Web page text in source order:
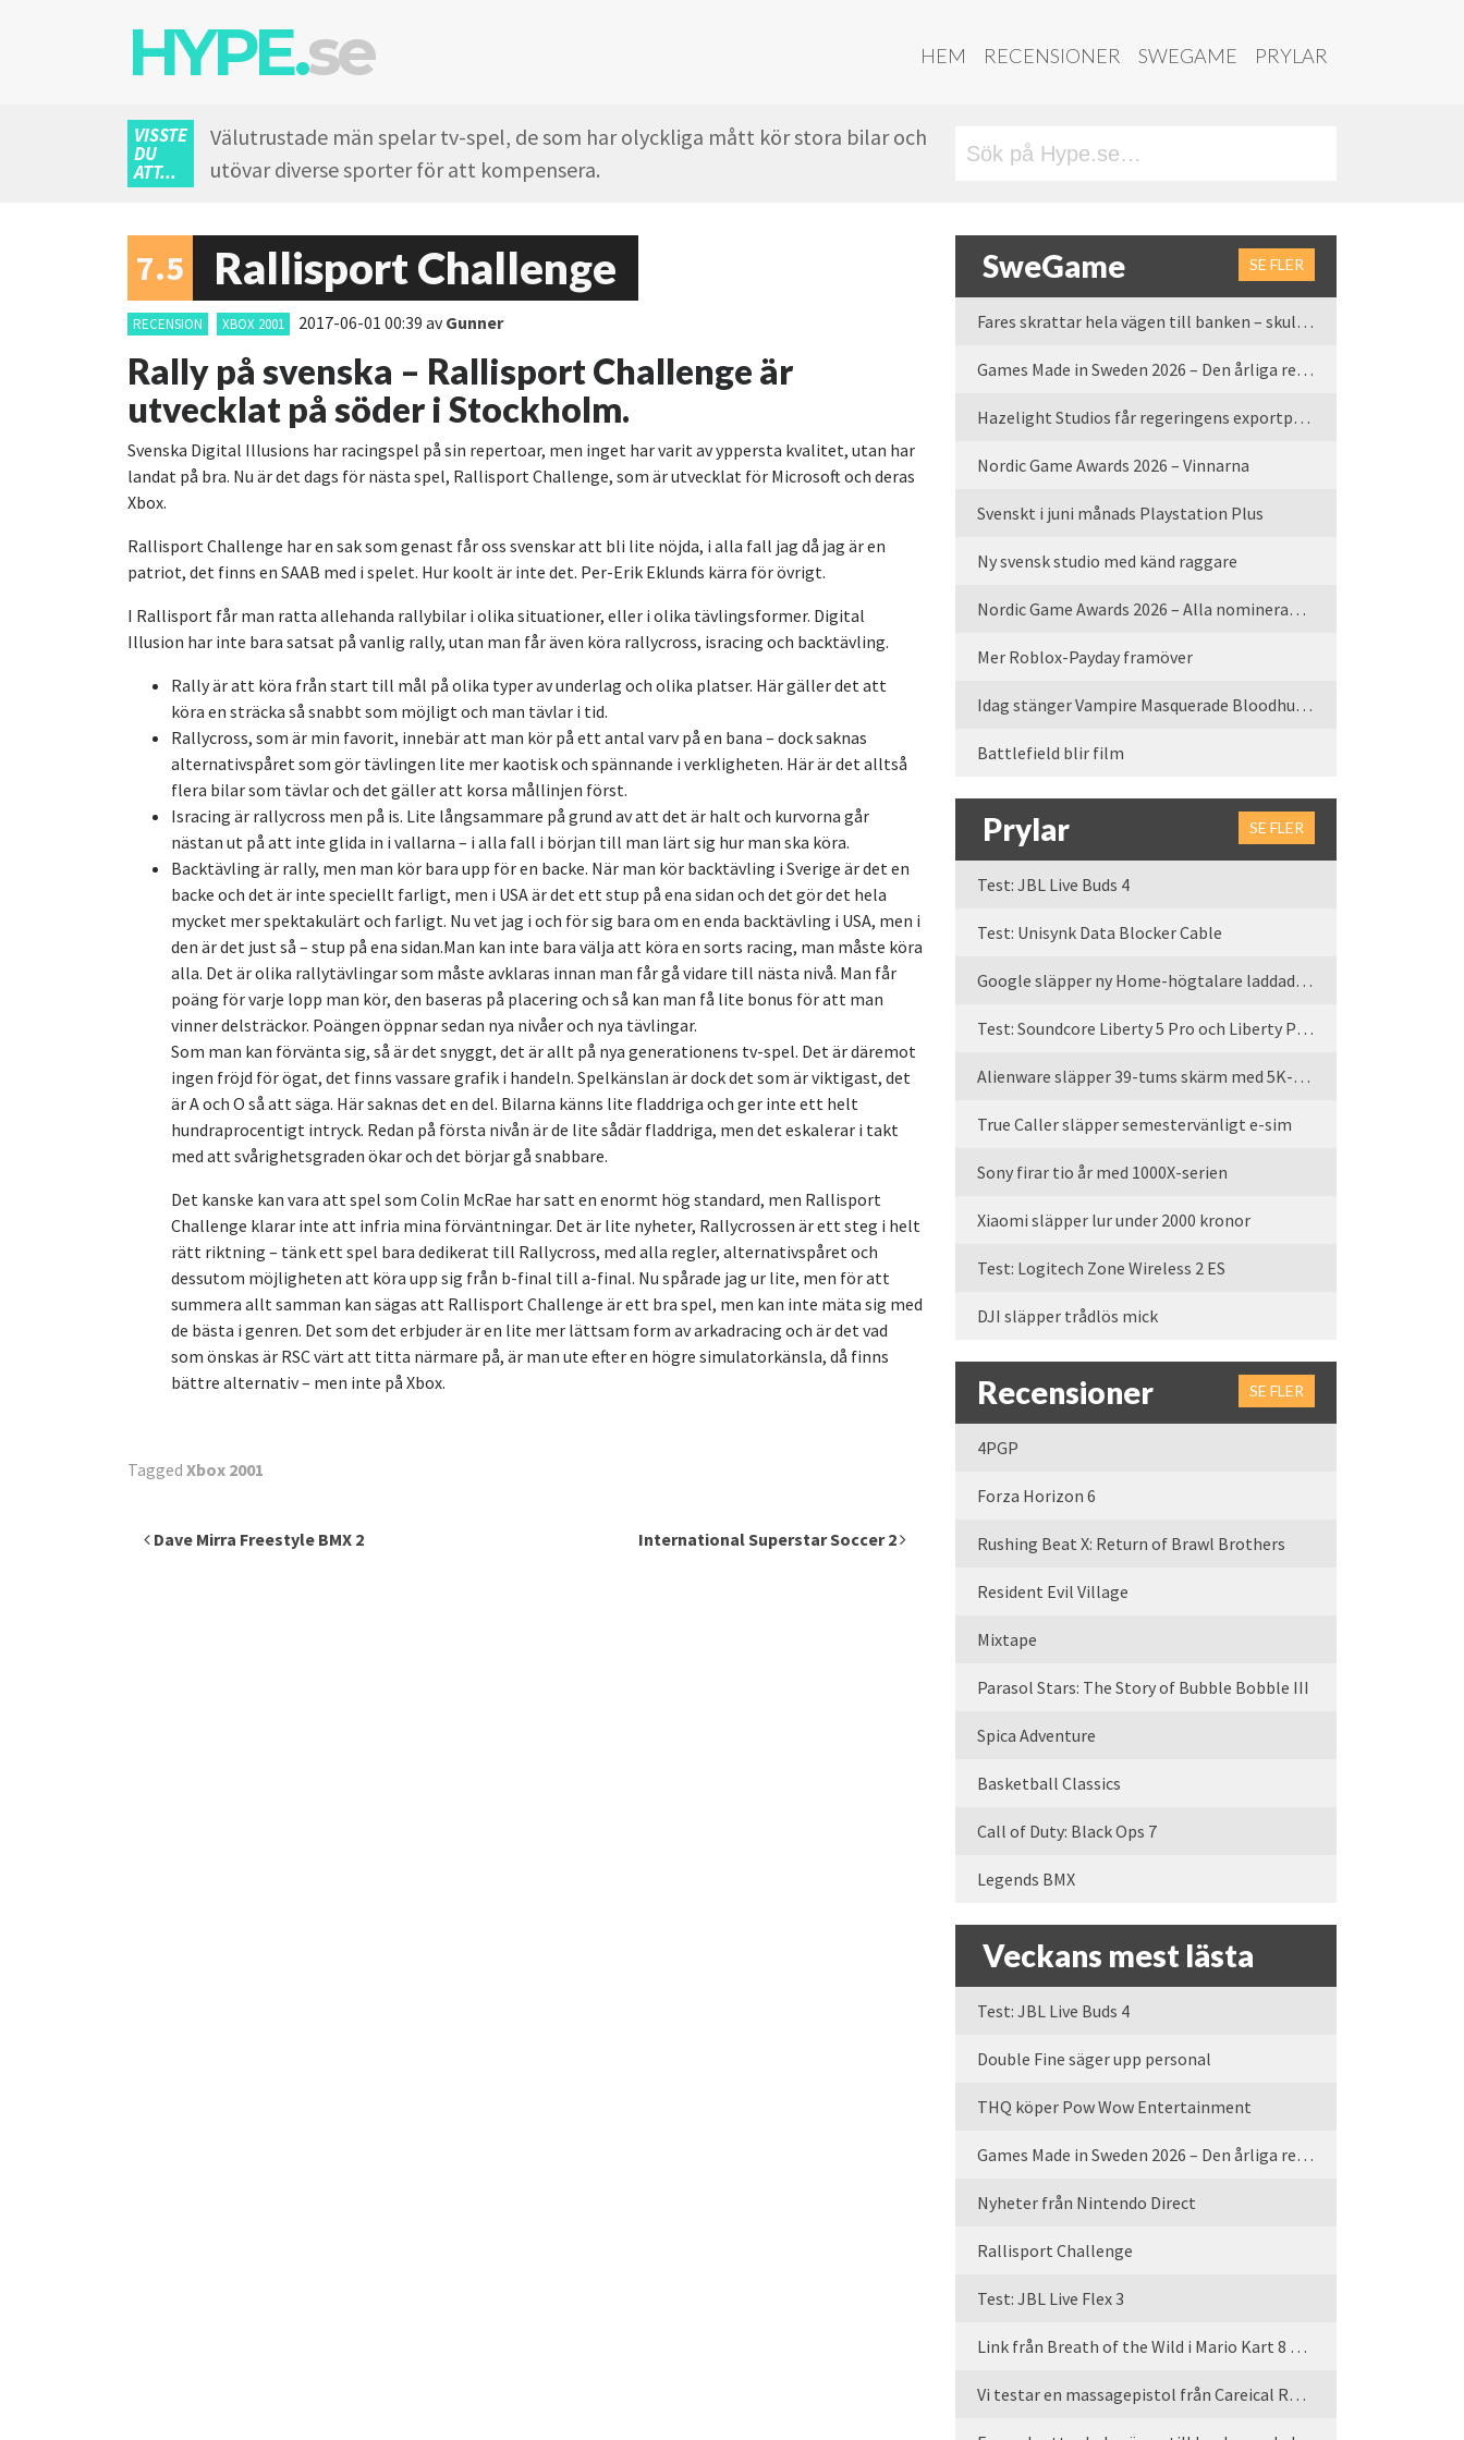
HYPE.se HEM RECENSIONER SWEGAME PRYLAR
VISSTE
DU
ATT...
Välutrustade män spelar tv-spel, de som har olyckliga mått kör stora bilar och
utövar diverse sporter för att kompensera.
7.5 Rallisport Challenge
RECENSION XBOX 2001 2017-06-01 00:39 avGunner
Rally på svenska – Rallisport Challenge är
utvecklat på söder i Stockholm.
Svenska Digital Illusions har racingspel på sin repertoar, men inget har varit av yppersta kvalitet, utan har
landat på bra. Nu är det dags för nästa spel, Rallisport Challenge, som är utvecklat för Microsoft och deras
Xbox.
Rallisport Challenge har en sak som genast får oss svenskar att bli lite nöjda, i alla fall jag då jag är en
patriot, det finns en SAAB med i spelet. Hur koolt är inte det. Per-Erik Eklunds kärra för övrigt.
I Rallisport får man ratta allehanda rallybilar i olika situationer, eller i olika tävlingsformer. Digital
Illusion har inte bara satsat på vanlig rally, utan man får även köra rallycross, isracing och backtävling.
Rally är att köra från start till mål på olika typer av underlag och olika platser. Här gäller det att
köra en sträcka så snabbt som möjligt och man tävlar i tid.
Rallycross, som är min favorit, innebär att man kör på ett antal varv på en bana – dock saknas
alternativspåret som gör tävlingen lite mer kaotisk och spännande i verkligheten. Här är det alltså
flera bilar som tävlar och det gäller att korsa mållinjen först.
Isracing är rallycross men på is. Lite långsammare på grund av att det är halt och kurvorna går
nästan ut på att inte glida in i vallarna – i alla fall i början till man lärt sig hur man ska köra.
Backtävling är rally, men man kör bara upp för en backe. När man kör backtävling i Sverige är det en
backe och det är inte speciellt farligt, men i USA är det ett stup på ena sidan och det gör det hela
mycket mer spektakulärt och farligt. Nu vet jag i och för sig bara om en enda backtävling i USA, men i
den är det just så – stup på ena sidan.Man kan inte bara välja att köra en sorts racing, man måste köra
alla. Det är olika rallytävlingar som måste avklaras innan man får gå vidare till nästa nivå. Man får
poäng för varje lopp man kör, den baseras på placering och så kan man få lite bonus för att man
vinner delsträckor. Poängen öppnar sedan nya nivåer och nya tävlingar.
Som man kan förvänta sig, så är det snyggt, det är allt på nya generationens tv-spel. Det är däremot
ingen fröjd för ögat, det finns vassare grafik i handeln. Spelkänslan är dock det som är viktigast, det
är A och O så att säga. Här saknas det en del. Bilarna känns lite fladdriga och ger inte ett helt
hundraprocentigt intryck. Redan på första nivån är de lite sådär fladdriga, men det eskalerar i takt
med att svårighetsgraden ökar och det börjar gå snabbare.
Det kanske kan vara att spel som Colin McRae har satt en enormt hög standard, men Rallisport
Challenge klarar inte att infria mina förväntningar. Det är lite nyheter, Rallycrossen är ett steg i helt
rätt riktning – tänk ett spel bara dedikerat till Rallycross, med alla regler, alternativspåret och
dessutom möjligheten att köra upp sig från b-final till a-final. Nu spårade jag ur lite, men för att
summera allt samman kan sägas att Rallisport Challenge är ett bra spel, men kan inte mäta sig med
de bästa i genren. Det som det erbjuder är en lite mer lättsam form av arkadracing och är det vad
som önskas är RSC värt att titta närmare på, är man ute efter en högre simulatorkänsla, då finns
bättre alternativ – men inte på Xbox.
Tagged Xbox 2001
Inläggsnavigering
Dave Mirra Freestyle BMX 2 International Superstar Soccer 2
SweGame SE FLER
Fares skrattar hela vägen till banken – skulle vi tro
Games Made in Sweden 2026 – Den årliga rean är tillbaka
Hazelight Studios får regeringens exportpris 2025
Nordic Game Awards 2026 – Vinnarna
Svenskt i juni månads Playstation Plus
Ny svensk studio med känd raggare
Nordic Game Awards 2026 – Alla nominerade spel
Mer Roblox-Payday framöver
Idag stänger Vampire Masquerade Bloodhunt servrarna
Battlefield blir film
Prylar SE FLER
Test: JBL Live Buds 4
Test: Unisynk Data Blocker Cable
Google släpper ny Home-högtalare laddad med Gemini
Test: Soundcore Liberty 5 Pro och Liberty Pro Max
Alienware släpper 39-tums skärm med 5K-upplösning
True Caller släpper semestervänligt e-sim
Sony firar tio år med 1000X-serien
Xiaomi släpper lur under 2000 kronor
Test: Logitech Zone Wireless 2 ES
DJI släpper trådlös mick
Recensioner SE FLER
4PGP
Forza Horizon 6
Rushing Beat X: Return of Brawl Brothers
Resident Evil Village
Mixtape
Parasol Stars: The Story of Bubble Bobble III
Spica Adventure
Basketball Classics
Call of Duty: Black Ops 7
Legends BMX
Veckans mest lästa
Test: JBL Live Buds 4
Double Fine säger upp personal
THQ köper Pow Wow Entertainment
Games Made in Sweden 2026 – Den årliga rean är tillbaka
Nyheter från Nintendo Direct
Rallisport Challenge
Test: JBL Live Flex 3
Link från Breath of the Wild i Mario Kart 8 Deluxe
Vi testar en massagepistol från Careical Recovery